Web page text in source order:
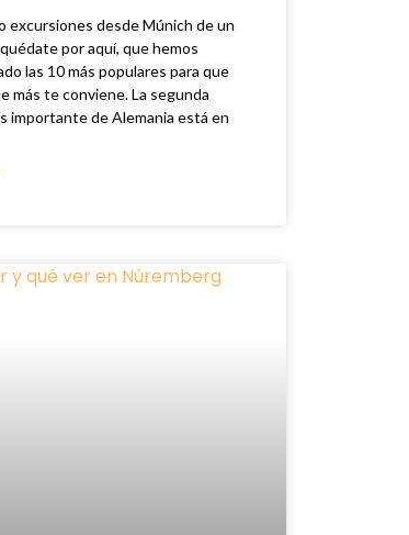
excursiones desde Múnich de un
por aquí, que hemos
las 10 más populares para que
más te conviene. La segunda
importante de Alemania está en